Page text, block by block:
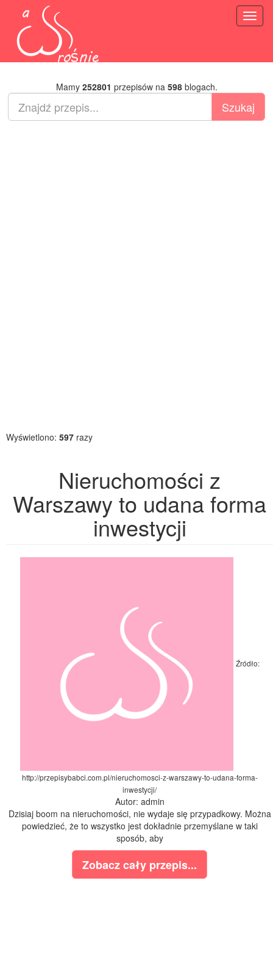
Mamy 252801 przepisów na 598blogach.
Wyświetlono: 597 razy
Nieruchomości z
Warszawy to udana forma
inwestycji
Źródło:
http://przepisybabci.com.pl/nieruchomosci-z-warszawy-to-udana-forma-
inwestycji/
Autor: admin
Dzisiaj boom na nieruchomości, nie wydaje się przypadkowy. Można
powiedzieć, że to wszystko jest dokładnie przemyślane w taki
sposób, aby
Zobacz cały przepis...